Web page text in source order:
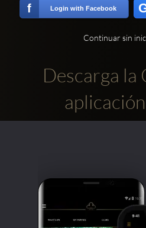
sociales:
f Login with Facebook
Continuar sin
Descarga la